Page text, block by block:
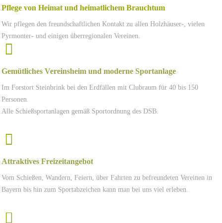
Pflege von Heimat und heimatlichem Brauchtum
Wir pflegen den freundschaftlichen Kontakt zu allen Holzhäuser-, vielen
Pyrmonter- und einigen überregionalen Vereinen.
Gemütliches Vereinsheim und moderne Sportanlage
Im Forstort Steinbrink bei den Erdfällen mit Clubraum für 40 bis 150
Personen.
Alle Schießsportanlagen gemäß Sportordnung des DSB.
Attraktives Freizeitangebot
Vom Schießen, Wandern, Feiern, über Fahrten zu befreundeten Vereinen in
Bayern bis hin zum Sportabzeichen kann man bei uns viel erleben.